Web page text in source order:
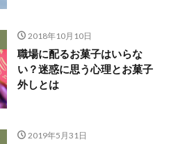
2018年10月10日
職場に配るお菓子はいらな
い？迷惑に思う心理とお菓子
外しとは
2019年5月31日